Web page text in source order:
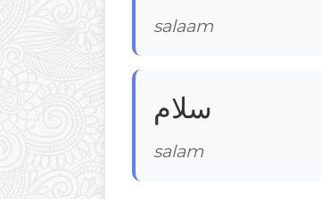
salaam
سلام
salam